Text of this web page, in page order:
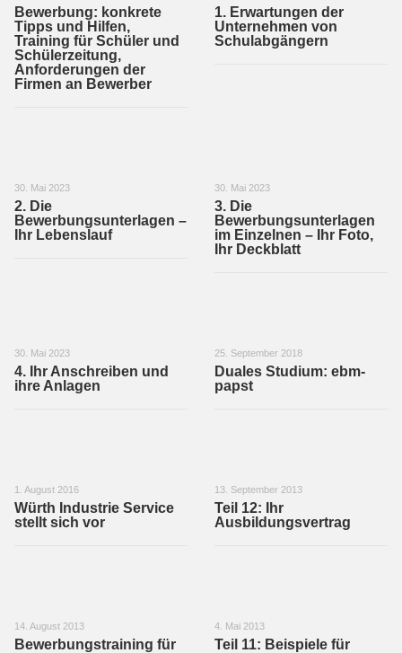
Bewerbung: konkrete
Tipps und Hilfen,
Training für Schüler und
Schülerzeitung,
Anforderungen der
Firmen an Bewerber
1. Erwartungen der
Unternehmen von
Schulabgängern
30. Mai 2023
2. Die
Bewerbungsunterlagen –
Ihr Lebenslauf
30. Mai 2023
3. Die
Bewerbungsunterlagen
im Einzelnen – Ihr Foto,
Ihr Deckblatt
30. Mai 2023
4. Ihr Anschreiben und
ihre Anlagen
25. September 2018
Duales Studium: ebm-
papst
1. August 2016
Würth Industrie Service
stellt sich vor
13. September 2013
Teil 12: Ihr
Ausbildungsvertrag
14. August 2013
Bewerbungstraining für
4. Mai 2013
Teil 11: Beispiele für